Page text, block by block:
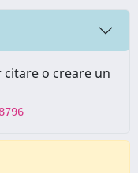
o creare un